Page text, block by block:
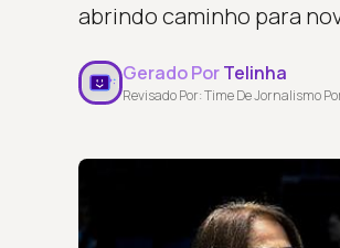
abrindo caminho para
Gerado PorTelinha
Revisado Por: Time De Jornalismo